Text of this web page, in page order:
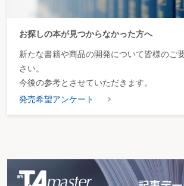
お探しの本が見つからなかった方へ
新たな書籍や商品の開発について皆様のご
さい。
今後の参考とさせていただきます。
発売希望アンケート